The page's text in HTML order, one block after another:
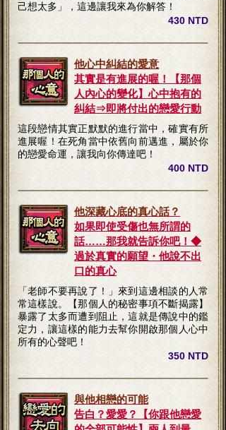
己想太多」，這邊讓我來為你解答！
430 NTD
他心中糾結的愛意
其實是有進展的喔！【那個
人內心的變化】心中抱有的
糾結⇒即將付出的戀愛行動
這段戀情其實正默默的進行當中，確實有所
進展喔！在死角當中依舊向前邁進，屬於你
的戀愛命運，讓我向你傳達吧！
400 NTD
他深藏心底的真心話？
如果即使受傷也無所謂的
話……那我就告訴你吧！◆
過於真實的願望・他說不出
口的真心
「老師不要再說了！」來到這邊相談的人常
常這樣說。【那個人的秘密事項不斷揭露】
暴露了太多而遭到阻止，這就是傳說中的鑑
定力，讓這樣的能力去幫你開啟那個人心中
所有的心聲吧！
350 NTD
與他相戀的可能
告白？愛愛？【你跟他戀愛